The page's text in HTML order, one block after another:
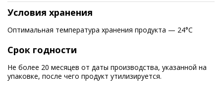
Условия хранения
Оптимальная температура хранения продукта — 24°С
Срок годности
Не более 20 месяцев от даты производства, указанной на
упаковке, после чего продукт утилизируется.